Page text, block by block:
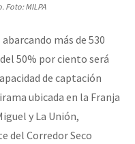
Foto: MILPA
más de 530
50% por ciento será
de captación
ubicada en la Franja
y La Unión,
del Corredor Seco